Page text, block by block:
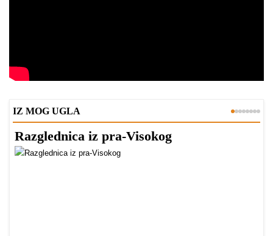
IZ MOG UGLA
Razglednica iz pra-Visokog